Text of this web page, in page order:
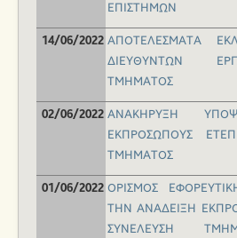
ΕΠΙΣΤΗΜΩΝ
14/06/2022 ΑΠΟΤΕΛΕΣΜΑΤΑ
ΔΙΕΥΘΥΝΤΩΝ
ΤΜΗΜΑΤΟΣ
02/06/2022 ΑΝΑΚΗΡΥΞΗ
ΕΚΠΡΟΣΩΠΟΥΣ
ΤΜΗΜΑΤΟΣ
01/06/2022 OΡΙΣΜΟΣ
ΤΗΝ ΑΝΑΔΕΙΞΗ
ΣΥΝΕΛΕΥΣΗ